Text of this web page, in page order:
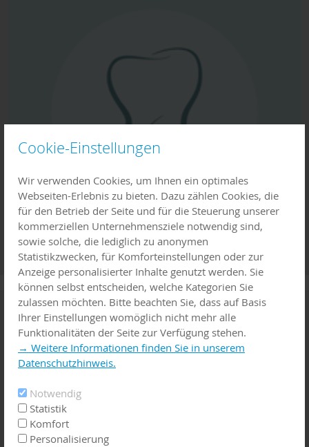
Cookie-Einstellungen
Wir verwenden Cookies, um Ihnen ein optimales
Webseiten-Erlebnis zu bieten. Dazu zählen Cookies, die
für den Betrieb der Seite und für die Steuerung unserer
kommerziellen Unternehmensziele notwendig sind,
sowie solche, die lediglich zu anonymen
Statistikzwecken, für Komforteinstellungen oder zur
Anzeige personalisierter Inhalte genutzt werden. Sie
können selbst entscheiden, welche Kategorien Sie
zulassen möchten. Bitte beachten Sie, dass auf Basis
Ihrer Einstellungen womöglich nicht mehr alle
Funktionalitäten der Seite zur Verfügung stehen.
→ Weitere Informationen finden Sie in unserem
Datenschutzhinweis.
Notwendig
Statistik
Komfort
Personalisierung
Familienwegweiser